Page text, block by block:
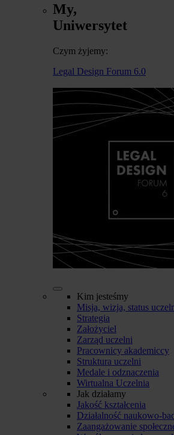
My,
Uniwersytet
Czym żyjemy:
Legal Design Forum 6.0
Kim jesteśmy
Misja, wizja, status
Strategia
Założyciel
Zarząd uczelni
Pracownicy akademiccy
Struktura uczelni
Medale i odznaczenia
Wirtualna Uczelnia
Jak działamy
Jakość kształcenia
Działalność naukowo-
Zaangażowanie